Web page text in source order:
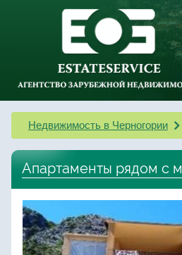
Недвижимость в Черногории
Апартаменты рядом с